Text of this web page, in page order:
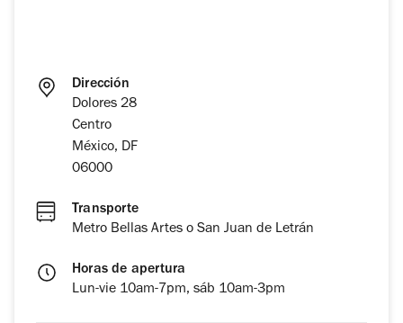
Dirección
Dolores 28
Centro
México, DF
06000
Transporte
Metro Bellas Artes o San Juan de Letrán
Horas de apertura
Lun-vie 10am-7pm, sáb 10am-3pm